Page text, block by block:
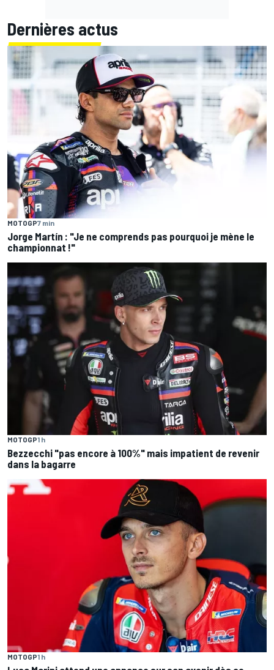
Dernières actus
MOTOGP7 min
Jorge Martín : "Je ne comprends pas pourquoi je mène le
championnat !"
MOTOGP1 h
Bezzecchi "pas encore à 100%" mais impatient de revenir
dans la bagarre
MOTOGP1 h